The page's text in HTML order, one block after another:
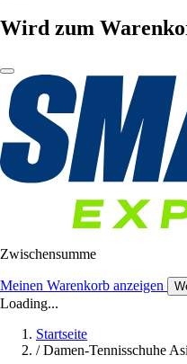
Wird zum
Zwischensumme
Meinen Warenkorb anzeigen
Loading...
Startseite
/ Damen-Tennisschuhe